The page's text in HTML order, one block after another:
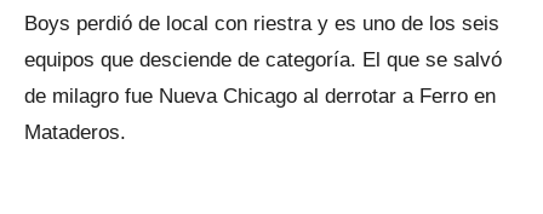
Boys perdió de local con riestra y es uno de los seis
equipos que desciende de categoría. El que se salvó
de milagro fue Nueva Chicago al derrotar a Ferro en
Mataderos.